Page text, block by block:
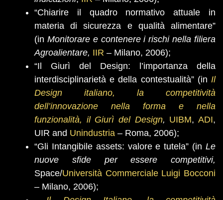
“Chiarire il quadro normativo attuale in
materia di sicurezza e qualità alimentare”
(in Monitorare e contenere i rischi nella filiera
Agroalientare, IIR – Milano, 2006);
“Il Giurì del Design: l’importanza della
interdisciplinarietà e della contestualità” (in Il
Design italiano, la competitività
dell’innovazione nella forma e nella
funzionalità, il Giurì del Design, UIBM,ADI,
UIR and Unindustria – Roma, 2006);
“Gli Intangibile assets: valore e tutela” (in Le
nuove sfide per essere competitivi,
Space/Università Commerciale Luigi Bocconi
– Milano, 2006);